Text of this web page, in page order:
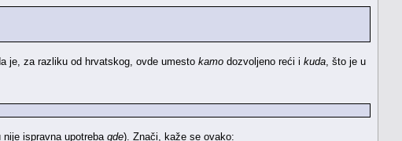
je, za razliku od hrvatskog, ovde umesto kamo dozvoljeno reći i kuda , što je u
nije ispravna upotreba gde). Znači, kaže se ovako: